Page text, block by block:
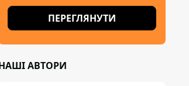
ПЕРЕГЛЯНУТИ
АВТОРИ